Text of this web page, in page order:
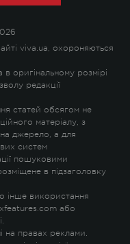
viva.ua, охороняються
оригінальному розмірі
редакції
статей обсягом не
матеріалу, з
джерело, а для
систем
пошуковими
в підзаголовку
інше використання
або
на правах реклами.